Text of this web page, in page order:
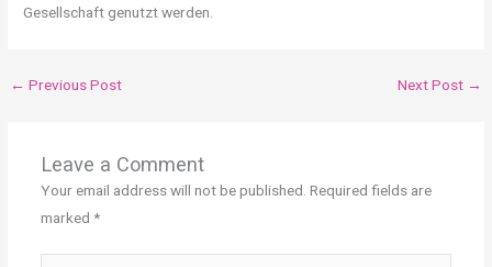
Gesellschaft genutzt werden.
← Previous Post Next Post →
Leave a Comment
Your email address will not be published. Required fields are
marked *